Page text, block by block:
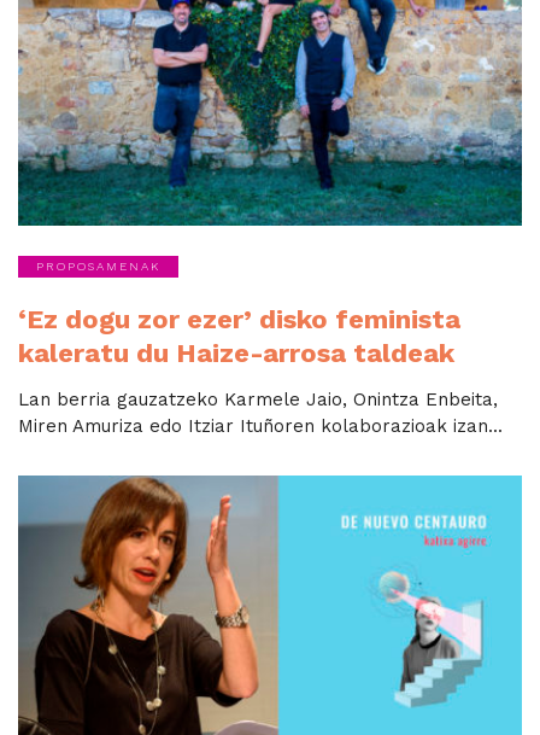
PROPOSAMENAK
‘Ez dogu zor ezer’ disko feminista
kaleratu du Haize-arrosa taldeak
Lan berria gauzatzeko Karmele Jaio, Onintza Enbeita,
Miren Amuriza edo Itziar Ituñoren kolaborazioak izan...